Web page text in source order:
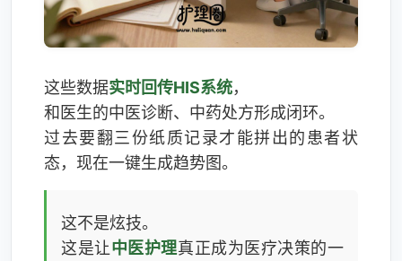
这些数据实时回传HIS系统，
和医生的中医诊断、中药处方形成闭环。
过去要翻三份纸质记录才能拼出的患者状
态，现在一键生成趋势图。
这不是炫技。
这是让中医护理真正成为医疗决策的一